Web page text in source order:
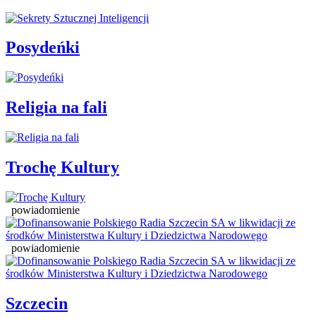
Posydeńki
Religia na fali
Trochę Kultury
powiadomienie
powiadomienie
Szczecin